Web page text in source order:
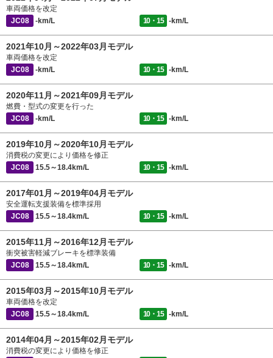
車両価格を改定
JC08
-km/L 10・15 -km/L
2021年10月～2022年03月モデル
車両価格を改定
JC08
-km/L 10・15 -km/L
2020年11月～2021年09月モデル
燃費・型式の変更を行った
JC08
-km/L 10・15 -km/L
2019年10月～2020年10月モデル
消費税の変更により価格を修正
JC08
15.5～18.4km/L 10・15 -km/L
2017年01月～2019年04月モデル
安全運転支援装備を標準採用
JC08
15.5～18.4km/L 10・15 -km/L
2015年11月～2016年12月モデル
衝突被害軽減ブレーキを標準装備
JC08
15.5～18.4km/L 10・15 -km/L
2015年03月～2015年10月モデル
車両価格を改定
JC08
15.5～18.4km/L 10・15 -km/L
2014年04月～2015年02月モデル
消費税の変更により価格を修正